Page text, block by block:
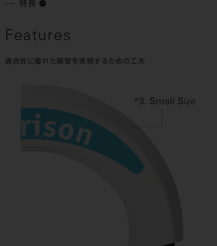
特長
Features
適合性に優れた隔壁を実現するための工夫